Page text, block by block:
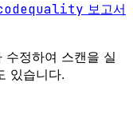
보고서
수정하여 스캔을 실
있습니다.